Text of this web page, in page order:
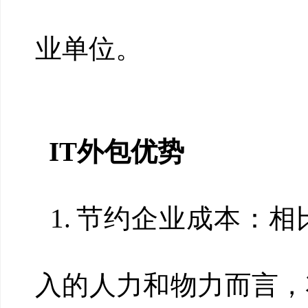
业单位。
IT外包优势
1. 节约企业成本：相
入的人力和物力而言